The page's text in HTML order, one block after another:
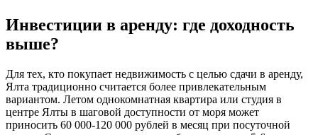
Инвестиции в аренду: где доходность
выше?
Для тех, кто покупает недвижимость с целью сдачи в аренду,
Ялта традиционно считается более привлекательным
вариантом. Летом однокомнатная квартира или студия в
центре Ялты в шаговой доступности от моря может
приносить 60 000-120 000 рублей в месяц при посуточной